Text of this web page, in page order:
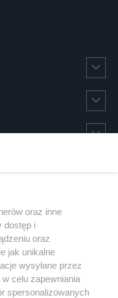
oraz inne
dostęp i
oraz
jak unikalne
wysyłane przez
celu zapewniania
spersonalizowanych